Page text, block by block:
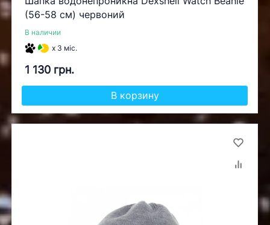
(56-58 см) червоний
В наличии
x 3 міс.
1 130 грн.
В корзину